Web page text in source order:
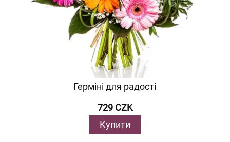
Герміні для радості
729 CZK
Купити